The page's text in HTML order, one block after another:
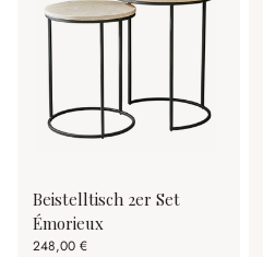
Beistelltisch 2er Set
Émorieux
248,00 €